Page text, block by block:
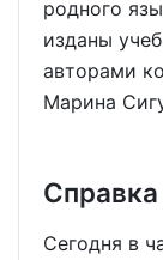
родного
изданы
авторами
Марина
Сегодня в